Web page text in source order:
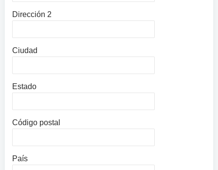
Dirección 2
Ciudad
Estado
Código postal
País